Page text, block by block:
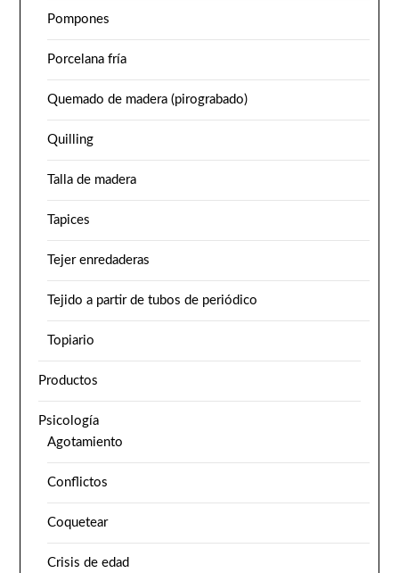
Pompones
Porcelana fría
Quemado de madera (pirograbado)
Quilling
Talla de madera
Tapices
Tejer enredaderas
Tejido a partir de tubos de periódico
Topiario
Productos
Psicología
Agotamiento
Conflictos
Coquetear
Crisis de edad